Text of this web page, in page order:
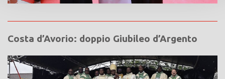
Costa d’Avorio: doppio Giubileo d’Argento